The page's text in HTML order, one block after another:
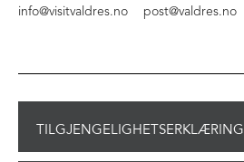
info@visitvaldres.no post@valdres.no
TILGJENGELIGHETSERKLÆRING